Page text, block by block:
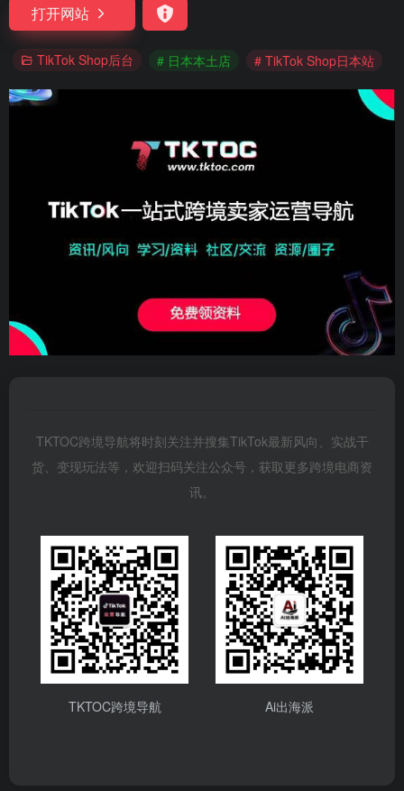
打开网站
TikTok Shop后台 # 日本本土店 # TikTok Shop日本站
TKTOC跨境导航将时刻关注并搜集TikTok最新风向、实战干
货、变现玩法等，欢迎扫码关注公众号，获取更多跨境电商资
讯。
TKTOC跨境导航 Ai出海派